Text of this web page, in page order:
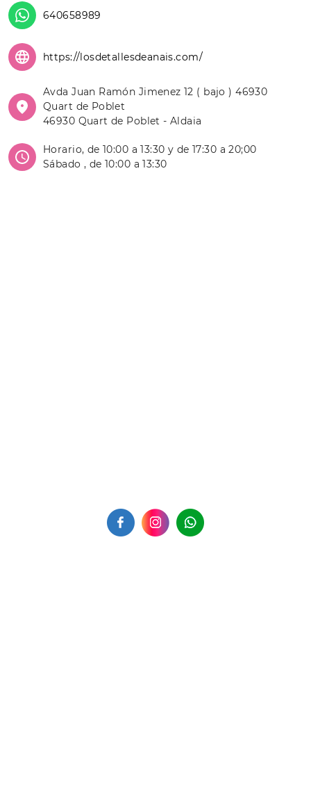
640658989
https://losdetallesdeanais.com/
Avda Juan Ramón Jimenez 12 ( bajo ) 46930
Quart de Poblet
46930 Quart de Poblet - Aldaia
Horario, de 10:00 a 13:30 y de 17:30 a 20;00
Sábado , de 10:00 a 13:30